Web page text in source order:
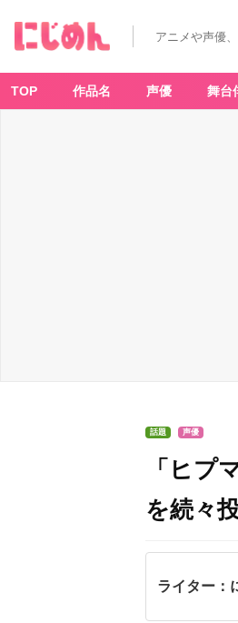
アニメや声優
TOP 作品名 声優 舞台
話題 声優
「ヒプ
を続々
ライター：